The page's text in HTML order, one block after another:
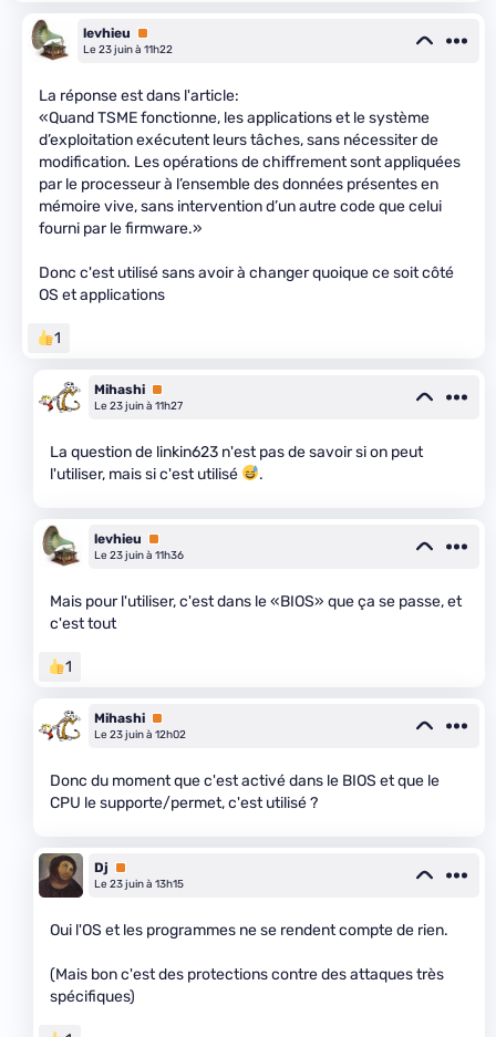
levhieu
Premium
Le 23 juin à 11h22
La réponse est dans l'article:
«Quand TSME fonctionne, les applications et le système
d’exploitation exécutent leurs tâches, sans nécessiter de
modification. Les opérations de chiffrement sont appliquées
par le processeur à l’ensemble des données présentes en
mémoire vive, sans intervention d’un autre code que celui
fourni par le firmware.»
Donc c'est utilisé sans avoir à changer quoique ce soit côté
OS et applications
1
Mihashi Premium
Le 23 juin à 11h27
La question de linkin623 n'est pas de savoir si on peut
l'utiliser, mais si c'est utilisé
.
levhieu
Premium
Le 23 juin à 11h36
Mais pour l'utiliser, c'est dans le «BIOS» que ça se passe, et
c'est tout
1
Mihashi Premium
Le 23 juin à 12h02
Donc du moment que c'est activé dans le BIOS et que le
CPU le supporte/permet, c'est utilisé ?
Dj
Premium
Le 23 juin à 13h15
Oui l'OS et les programmes ne se rendent compte de rien.
(Mais bon c'est des protections contre des attaques très
spécifiques)